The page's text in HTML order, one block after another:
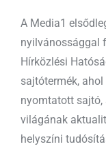
A Media1
nyilvánossággal
Hírközlési
sajtótermék,
nyomtatott sajtó,
világának
helyszíni